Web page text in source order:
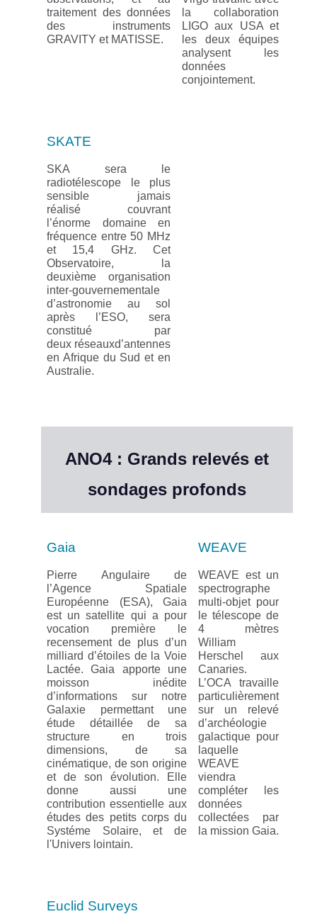
traitement des données
des instruments
GRAVITY et MATISSE.
la collaboration
LIGO aux USA et
les deux équipes
analysent les
données
conjointement.
SKATE
SKA sera le
radiotélescope le plus
sensible jamais
réalisé couvrant
l’énorme domaine en
fréquence entre 50 MHz
et 15,4 GHz. Cet
Observatoire, la
deuxième organisation
inter-gouvernementale
d’astronomie au sol
après l’ESO, sera
constitué par
deux réseauxd’antennes
en Afrique du Sud et en
Australie.
ANO4 : Grands relevés et
sondages profonds
Gaia
Pierre Angulaire de
l’Agence Spatiale
Européenne (ESA), Gaia
est un satellite qui a pour
vocation première le
recensement de plus d’un
milliard d’étoiles de la Voie
Lactée. Gaia apporte une
moisson inédite
d’informations sur notre
Galaxie permettant une
étude détaillée de sa
structure en trois
dimensions, de sa
cinématique, de son origine
et de son évolution. Elle
donne aussi une
contribution essentielle aux
études des petits corps du
Systéme Solaire, et de
l'Univers lointain.
WEAVE
WEAVE est un
spectrographe
multi-objet pour
le télescope de
4 mètres
William
Herschel aux
Canaries.
L’OCA travaille
particulièrement
sur un relevé
d’archéologie
galactique pour
laquelle
WEAVE
viendra
compléter les
données
collectées par
la mission Gaia.
Euclid Surveys